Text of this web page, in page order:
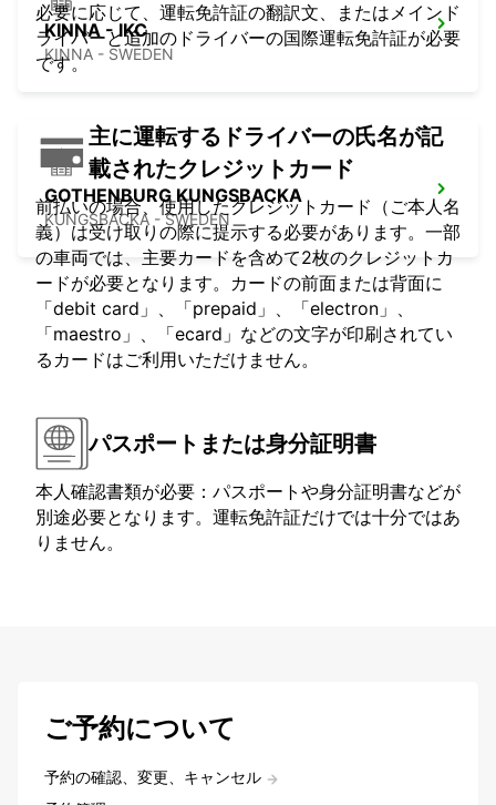
KINNA - IKC
KINNA - SWEDEN
GOTHENBURG KUNGSBACKA
KUNGSBACKA - SWEDEN
必要に応じて、運転免許証の翻訳文、またはメインド
ライバーと追加のドライバーの国際運転免許証が必要
です。
主に運転するドライバーの氏名が記
載されたクレジットカード
前払いの場合、使用したクレジットカード（ご本人名
義）は受け取りの際に提示する必要があります。一部
の車両では、主要カードを含めて2枚のクレジットカ
ードが必要となります。カードの前面または背面に
「debit card」、「prepaid」、「electron」、
「maestro」、「ecard」などの文字が印刷されてい
るカードはご利用いただけません。
パスポートまたは身分証明書
本人確認書類が必要：パスポートや身分証明書などが
別途必要となります。運転免許証だけでは十分ではあ
りません。
ご予約について
予約の確認、変更、キャンセル